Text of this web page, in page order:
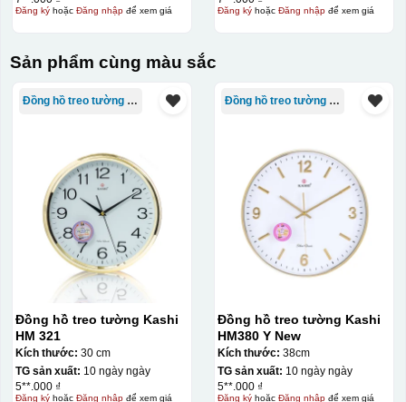
Đăng kýhoặc Đăng nhậpđể xem giá Đăng kýhoặc Đăng nhậpđể xem giá
Sản phẩm cùng màu sắc
Đồng hồ treo tường Kashi
Đồng hồ treo tường Kashi
HM 321
Kích thước: 30 cm
TG sản xuất: 10 ngày ngày
5**.000 ₫
Đăng kýhoặc Đăng nhậpđể xem giá
Đồng hồ treo tường Kashi
Đồng hồ treo tường Kashi
HM380 Y New
Kích thước: 38cm
TG sản xuất: 10 ngày ngày
5**.000 ₫
Đăng kýhoặc Đăng nhậpđể xem giá